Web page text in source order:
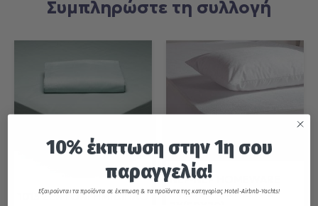
Συμπληρώστε τη συλλογή
1013 ΣΕΝΤΟΝΙ ΗΜΙΔΙΠΛΟ
NEF-NEF HOMEWARE
ΜΑΞΙΛΑΡΟΘΗΚΗ PU
10% έκπτωση στην 1η σου
παραγγελία!
Εξαιρούνται τα προϊόντα σε έκπτωση & τα προϊόντα της κατηγορίας Hotel-Airbnb-Yachts!